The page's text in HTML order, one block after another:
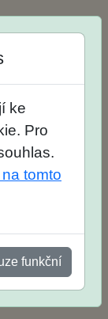
ke
Pro
tomto
funkční